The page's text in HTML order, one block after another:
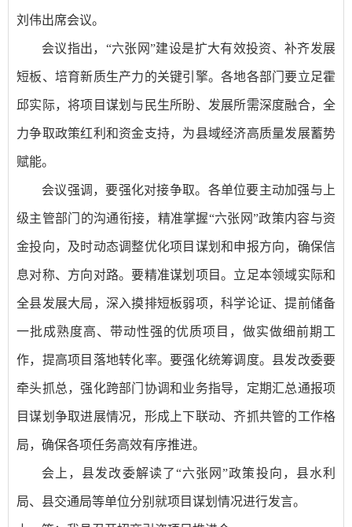
刘伟出席会议。
会议指出，“六张网”建设是扩大有效投资、补齐发展
短板、培育新质生产力的关键引擎。各地各部门要立足霍
邱实际，将项目谋划与民生所盼、发展所需深度融合，全
力争取政策红利和资金支持，为县域经济高质量发展蓄势
赋能。
会议强调，要强化对接争取。各单位要主动加强与上
级主管部门的沟通衔接，精准掌握“六张网”政策内容与资
金投向，及时动态调整优化项目谋划和申报方向，确保信
息对称、方向对路。要精准谋划项目。立足本领域实际和
全县发展大局，深入摸排短板弱项，科学论证、提前储备
一批成熟度高、带动性强的优质项目，做实做细前期工
作，提高项目落地转化率。要强化统筹调度。县发改委要
牵头抓总，强化跨部门协调和业务指导，定期汇总通报项
目谋划争取进展情况，形成上下联动、齐抓共管的工作格
局，确保各项任务高效有序推进。
会上，县发改委解读了“六张网”政策投向，县水利
局、县交通局等单位分别就项目谋划情况进行发言。